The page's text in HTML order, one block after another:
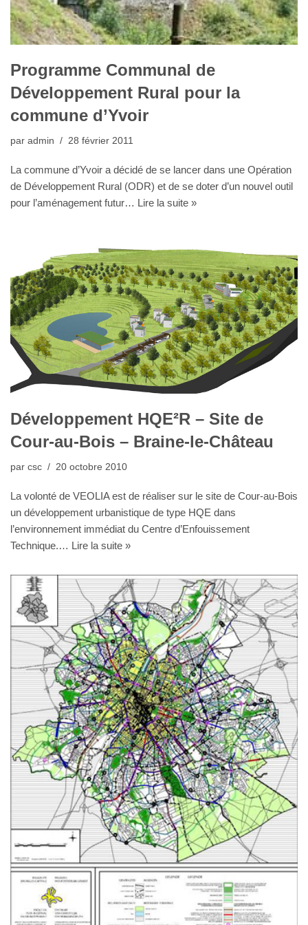
Programme Communal de
Développement Rural pour la
commune d’Yvoir
par admin 28 février 2011
La commune d’Yvoir a décidé de se lancer dans une Opération
de Développement Rural (ODR) et de se doter d’un nouvel outil
pour l’aménagement futur… Lire la suite »
Développement HQE²R – Site de
Cour-au-Bois – Braine-le-Château
par csc 20 octobre 2010
La volonté de VEOLIA est de réaliser sur le site de Cour-au-Bois
un développement urbanistique de type HQE dans
l’environnement immédiat du Centre d’Enfouissement
Technique.… Lire la suite »